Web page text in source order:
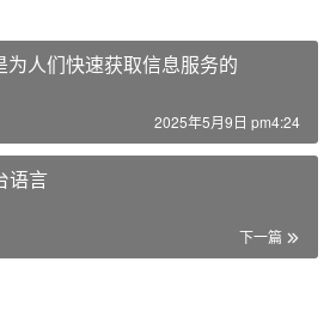
人们快速获取信息服务的
2025年5月9日 pm4:24
语言
下一篇